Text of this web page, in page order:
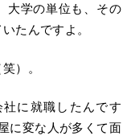
大学の単位も、その
たんですよ。
）。
に就職したんです
に変な人が多くて面